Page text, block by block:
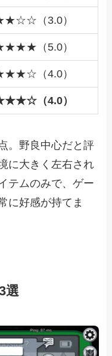
（3.0）
（5.0）
（4.0）
（4.0）
。野良中心だと評
に大きく左右され
テムのみで、ゲー
に好感が持てま
選